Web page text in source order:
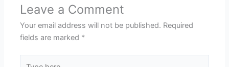
Leave a Comment
Your email address will not be published. Required
fields are marked *